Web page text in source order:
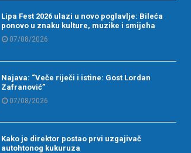
Lipa Fest 2026 ulazi u novo poglavlje: Bileća
ponovo u znaku kulture, muzike i smijeha
07/08/2026
Najava: “Veče riječi i istine: Gost Lordan
Zafranović”
07/08/2026
Kako je direktor postao prvi uzgajivač
autohtonog kukuruza